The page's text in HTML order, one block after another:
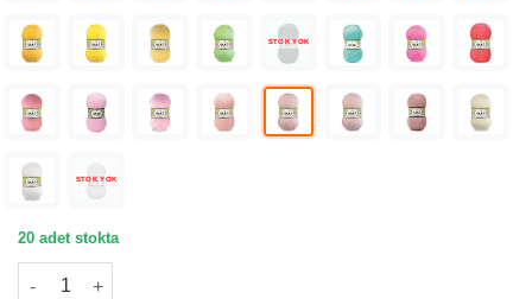
STOK YOK
STOK YOK
20 adet stokta
Nako Lüks Minnoş Baby Ak Pudra Bebe İpliği 01479 adet